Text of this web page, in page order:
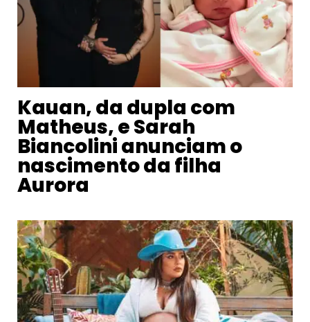
Kauan, da dupla com
Matheus, e Sarah
Biancolini anunciam o
nascimento da filha
Aurora